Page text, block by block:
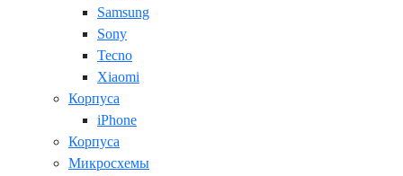
Samsung
Sony
Tecno
Xiaomi
Корпуса
iPhone
Корпуса
Микросхемы